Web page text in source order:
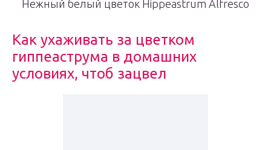
Нежный белый цветок Hippeastrum Alfresco
Как ухаживать за цветком
гиппеаструма в домашних
условиях, чтоб зацвел